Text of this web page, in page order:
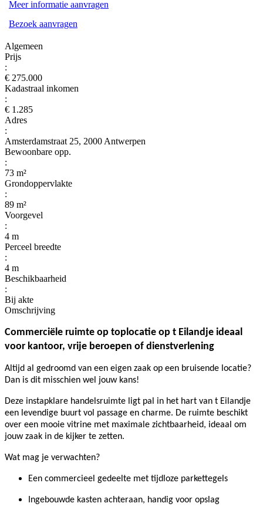
Meer informatie aanvragen
Bezoek aanvragen
Algemeen
Prijs
:
€ 275.000
Kadastraal inkomen
:
€ 1.285
Adres
:
Amsterdamstraat 25, 2000 Antwerpen
Bewoonbare opp.
:
73 m²
Grondoppervlakte
:
89 m²
Voorgevel
:
4 m
Perceel breedte
:
4 m
Beschikbaarheid
:
Bij akte
Omschrijving
Commerciële ruimte op toplocatie op t Eilandje ideaal
voor kantoor, vrije beroepen of dienstverlening
Altijd al gedroomd van een eigen zaak op een bruisende locatie?
Dan is dit misschien wel jouw kans!
Deze instapklare handelsruimte ligt pal in het hart van t Eilandje
een levendige buurt vol passage en charme. De ruimte beschikt
over een mooie vitrine met maximale zichtbaarheid, ideaal om
jouw zaak in de kijker te zetten.
Wat mag je verwachten?
Een commercieel gedeelte met tijdloze parkettegels
Ingebouwde kasten achteraan, handig voor opslag